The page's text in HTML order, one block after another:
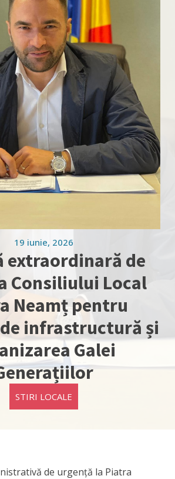
19 iunie, 2026
extraordinară de
Consiliului Local
Neamț pentru
infrastructură și
Galei
STIRI LOCALE
de urgență la Piatra